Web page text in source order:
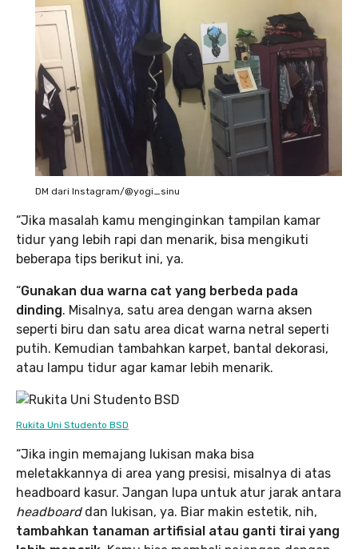
DM dari Instagram/@yogi_sinu
“Jika masalah kamu menginginkan tampilan kamar
tidur yang lebih rapi dan menarik, bisa mengikuti
beberapa tips berikut ini, ya.
“Gunakan dua warna cat yang berbeda pada
dinding. Misalnya, satu area dengan warna aksen
seperti biru dan satu area dicat warna netral seperti
putih. Kemudian tambahkan karpet, bantal dekorasi,
atau lampu tidur agar kamar lebih menarik.
Rukita Uni Studento BSD
“Jika ingin memajang lukisan maka bisa
meletakkannya di area yang presisi, misalnya di atas
headboard kasur. Jangan lupa untuk atur jarak antara
headboard dan lukisan, ya. Biar makin estetik, nih,
tambahkan tanaman artifisial atau ganti tirai yang